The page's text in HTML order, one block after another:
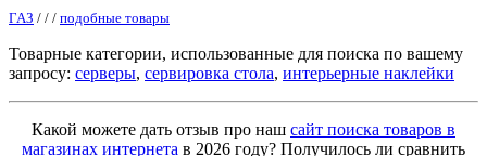
ГАЗ / / / подобные товары
Товарные категории, использованные для поиска по вашему
запросу: серверы, сервировка стола, интерьерные наклейки
Какой можете дать отзыв про наш сайт поиска товаров в
магазинах интернета в 2026 году? Получилось ли сравнить